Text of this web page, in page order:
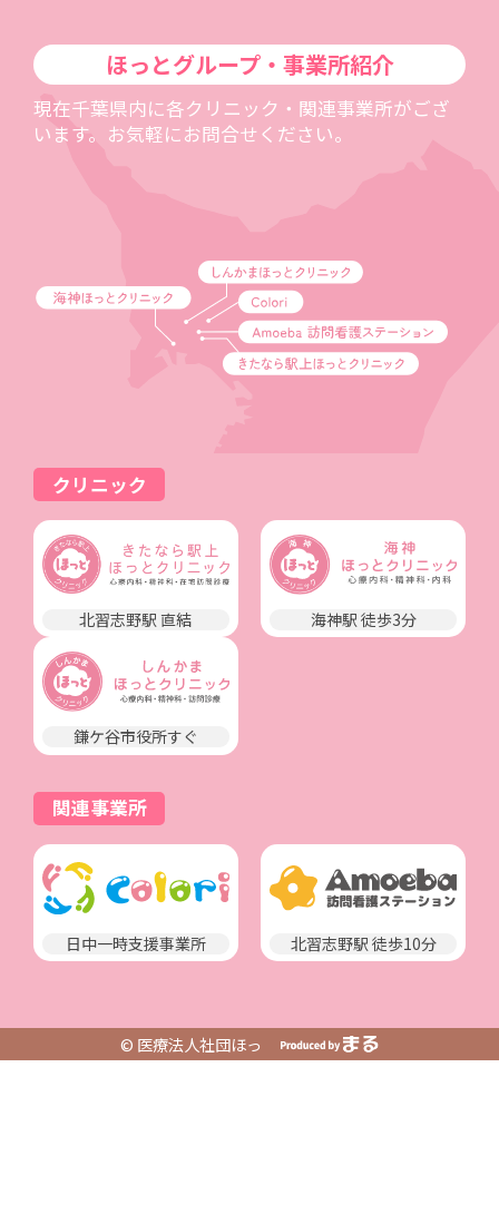
ほっとグループ・事業所紹介
現在千葉県内に各クリニック・関連事業所がござ
います。お気軽にお問合せください。
クリニック
北習志野駅 直結 海神駅 徒歩3分
鎌ケ谷市役所すぐ
関連事業所
日中一時支援事業所 北習志野駅 徒歩10分
© 医療法人社団ほっ